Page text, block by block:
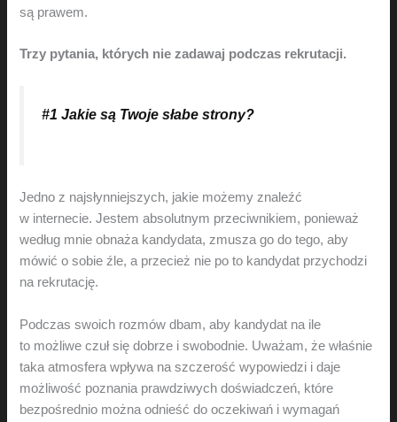
są prawem.
Trzy pytania, których nie zadawaj podczas rekrutacji.
#1 Jakie są Twoje słabe strony?
Jedno z najsłynniejszych, jakie możemy znaleźć
w internecie. Jestem absolutnym przeciwnikiem, ponieważ
według mnie obnaża kandydata, zmusza go do tego, aby
mówić o sobie źle, a przecież nie po to kandydat przychodzi
na rekrutację.
Podczas swoich rozmów dbam, aby kandydat na ile
to możliwe czuł się dobrze i swobodnie. Uważam, że właśnie
taka atmosfera wpływa na szczerość wypowiedzi i daje
możliwość poznania prawdziwych doświadczeń, które
bezpośrednio można odnieść do oczekiwań i wymagań